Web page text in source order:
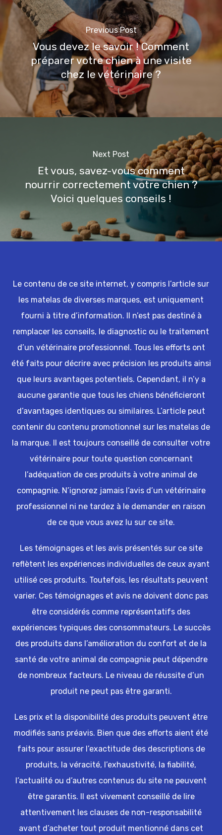
Previous Post
Vous devez le savoir ! Comment
préparer votre chien à une visite
chez le vétérinaire ?
Next Post
Et vous, savez-vous comment
nourrir correctement votre chien ?
Voici quelques conseils !
Le contenu de ce site internet, y compris l’article sur
les matelas de diverses marques, est uniquement
fourni à titre d’information. Il n’est pas destiné à
remplacer les conseils, le diagnostic ou le traitement
d’un vétérinaire professionnel. Tous les efforts ont
été faits pour décrire avec précision les produits ainsi
que leurs avantages potentiels. Cependant, il n’y a
aucune garantie que tous les chiens bénéficieront
d’avantages identiques ou similaires. L’article peut
contenir du contenu promotionnel sur les matelas de
la marque. Il est toujours conseillé de consulter votre
vétérinaire pour toute question concernant
l’adéquation de ces produits à votre animal de
compagnie. N’ignorez jamais l’avis d’un vétérinaire
professionnel ni ne tardez à le demander en raison
de ce que vous avez lu sur ce site.
Les témoignages et les avis présentés sur ce site
reflètent les expériences individuelles de ceux ayant
utilisé ces produits. Toutefois, les résultats peuvent
varier. Ces témoignages et avis ne doivent donc pas
être considérés comme représentatifs des
expériences typiques des consommateurs. Le succès
des produits dans l’amélioration du confort et de la
santé de votre animal de compagnie peut dépendre
de nombreux facteurs. Le niveau de réussite d’un
produit ne peut pas être garanti.
Les prix et la disponibilité des produits peuvent être
modifiés sans préavis. Bien que des efforts aient été
faits pour assurer l’exactitude des descriptions de
produits, la véracité, l’exhaustivité, la fiabilité,
l’actualité ou d’autres contenus du site ne peuvent
être garantis. Il est vivement conseillé de lire
attentivement les clauses de non-responsabilité
avant d’acheter tout produit mentionné dans cet